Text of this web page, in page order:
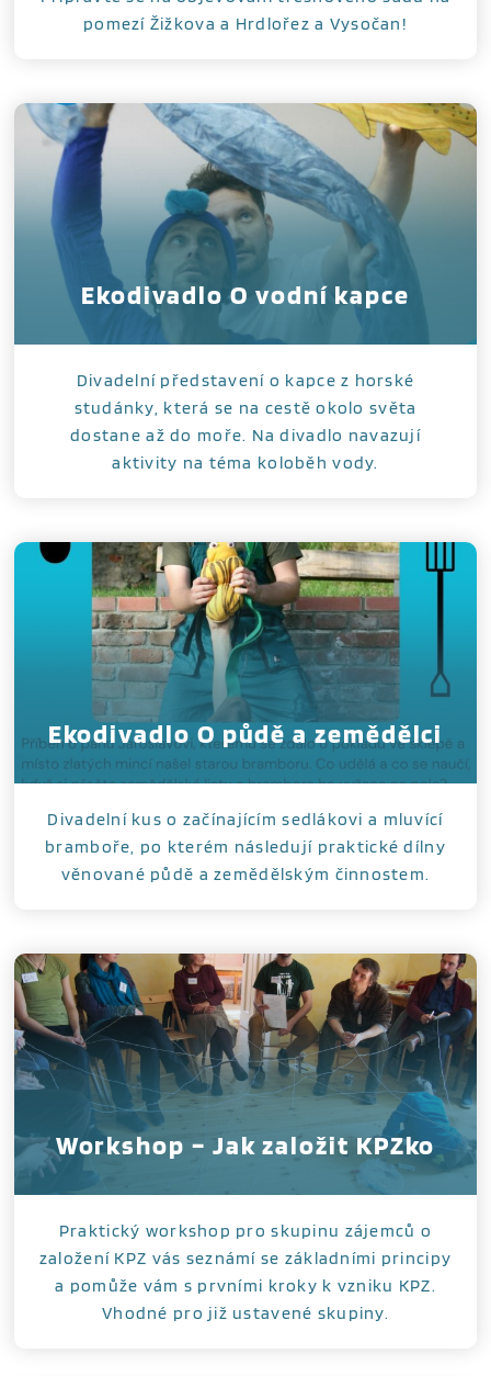
pomezí Žižkova a Hrdlořez a Vysočan!
Ekodivadlo O vodní kapce
Divadelní představení o kapce z horské
studánky, která se na cestě okolo světa
dostane až do moře. Na divadlo navazují
aktivity na téma koloběh vody.
Ekodivadlo O půdě a zemědělci
Divadelní kus o začínajícím sedlákovi a mluvící
bramboře, po kterém následují praktické dílny
věnované půdě a zemědělským činnostem.
Workshop – Jak založit KPZko
Praktický workshop pro skupinu zájemců o
založení KPZ vás seznámí se základními principy
a pomůže vám s prvními kroky k vzniku KPZ.
Vhodné pro již ustavené skupiny.